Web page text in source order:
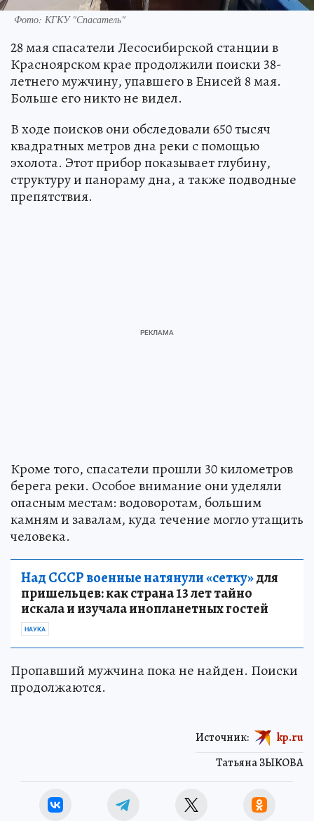
Фото: КГКУ "Спасатель"
28 мая спасатели Лесосибирской станции в
Красноярском крае продолжили поиски 38-
летнего мужчину, упавшего в Енисей 8 мая.
Больше его никто не видел.
В ходе поисков они обследовали 650 тысяч
квадратных метров дна реки с помощью
эхолота. Этот прибор показывает глубину,
структуру и панораму дна, а также подводные
препятствия.
Кроме того, спасатели прошли 30 километров
берега реки. Особое внимание они уделяли
опасным местам: водоворотам, большим
камням и завалам, куда течение могло утащить
человека.
Над СССР военные натянули «сетку»для
пришельцев: как страна 13 лет тайно
искала и изучала инопланетных гостей
НАУКА
Пропавший мужчина пока не найден. Поиски
продолжаются.
Татьяна ЗЫКОВА
Источник: kp.ru